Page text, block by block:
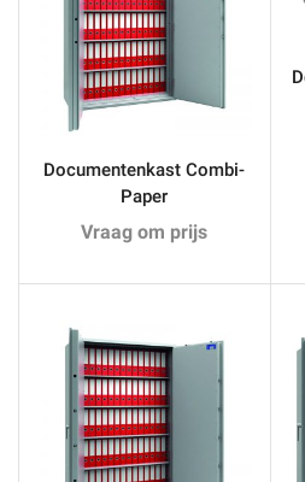
Safe
STW
aantal
Documentenkast Combi-
Paper
Vraag om prijs